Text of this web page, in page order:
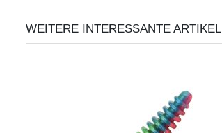
WEITERE INTERESSANTE ARTIKEL